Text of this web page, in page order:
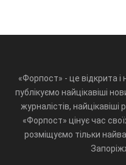
«Форпост» - це відкрита
публікуємо найцікавіші
журналістів, найцікавіші
«Форпост» цінує час
розміщуємо тільки